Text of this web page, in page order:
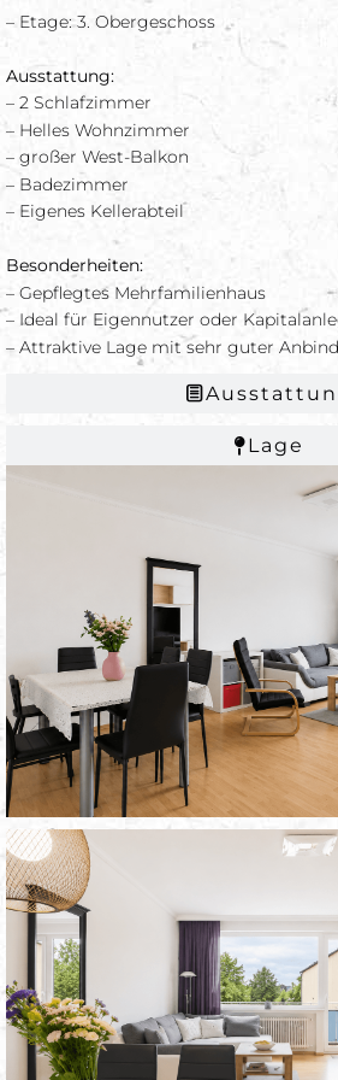
Lage
– Etage: 3. Obergeschoss
Ausstattung:
– 2 Schlafzimmer
– Helles Wohnzimmer
– großer West-Balkon
– Badezimmer
– Eigenes Kellerabteil
Besonderheiten:
– Gepflegtes Mehrfamilienhaus
– Ideal für Eigennutzer oder
– Attraktive Lage mit sehr guter